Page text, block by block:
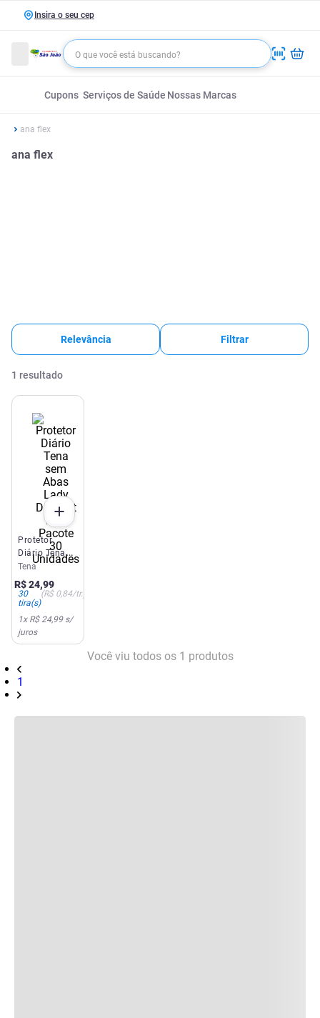
Insira o seu cep
Cupons Serviços de Saúde Nossas Marcas
ana flex
ana flex
Relevância Filtrar
1 resultado
Protetor
Diário Tena
sem Abas
Lady Discreet
Flex Pacote
30 Unidades
Tena
R$24,99
30
tira(s)
(R$ 0,84/tr.)
1x R$ 24,99s/
juros
Você viu todos os 1 produtos
1